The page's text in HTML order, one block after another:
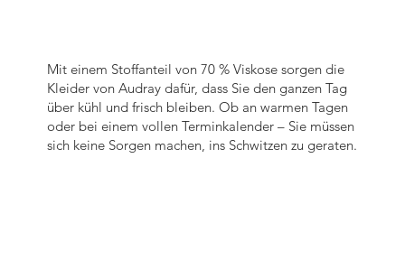
Mit einem Stoffanteil von 70 % Viskose sorgen die
Kleider von Audray dafür, dass Sie den ganzen Tag
über kühl und frisch bleiben. Ob an warmen Tagen
oder bei einem vollen Terminkalender – Sie müssen
sich keine Sorgen machen, ins Schwitzen zu geraten.